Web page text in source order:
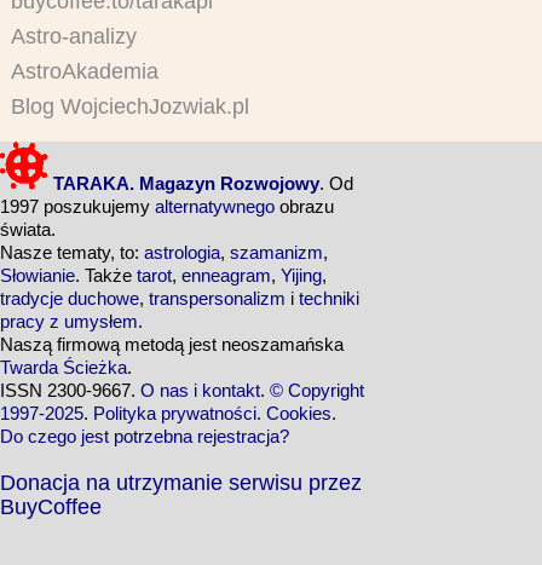
Astro-analizy
AstroAkademia
Blog WojciechJozwiak.pl
TARAKA. Magazyn Rozwojowy. Od
1997 poszukujemy alternatywnego obrazu
świata.
Nasze tematy, to: astrologia, szamanizm,
Słowianie. Także tarot, enneagram, Yijing,
tradycje duchowe, transpersonalizm i techniki
pracy z umysłem.
Naszą firmową metodą jest neoszamańska
Twarda Ścieżka.
ISSN 2300-9667. O nas i kontakt. © Copyright
1997-2025. Polityka prywatności. Cookies.
Do czego jest potrzebna rejestracja?
Donacja na utrzymanie serwisu przez
BuyCoffee